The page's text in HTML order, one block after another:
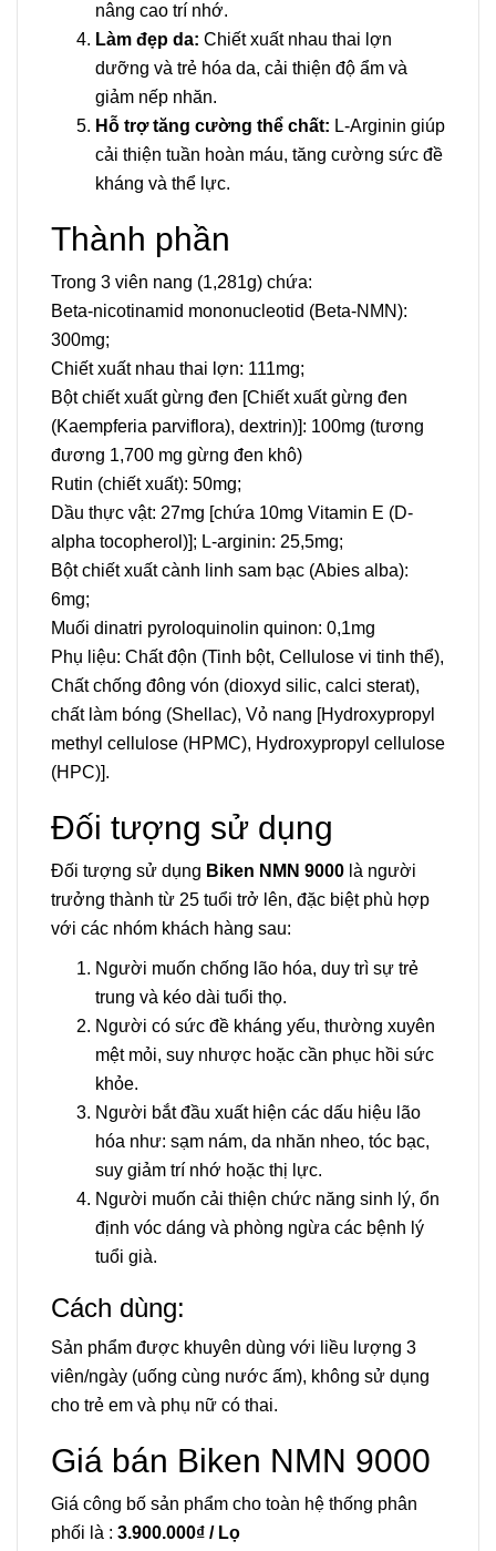
nâng cao trí nhớ.
Làm đẹp da: Chiết xuất nhau thai lợn
dưỡng và trẻ hóa da, cải thiện độ ẩm và
giảm nếp nhăn.
Hỗ trợ tăng cường thể chất: L-Arginin giúp
cải thiện tuần hoàn máu, tăng cường sức đề
kháng và thể lực.
Thành phần
Trong 3 viên nang (1,281g) chứa:
Beta-nicotinamid mononucleotid (Beta-NMN):
300mg;
Chiết xuất nhau thai lợn: 111mg;
Bột chiết xuất gừng đen [Chiết xuất gừng đen
(Kaempferia parviflora), dextrin)]: 100mg (tương
đương 1,700 mg gừng đen khô)
Rutin (chiết xuất): 50mg;
Dầu thực vật: 27mg [chứa 10mg Vitamin E (D-
alpha tocopherol)]; L-arginin: 25,5mg;
Bột chiết xuất cành linh sam bạc (Abies alba):
6mg;
Muối dinatri pyroloquinolin quinon: 0,1mg
Phụ liệu: Chất độn (Tinh bột, Cellulose vi tinh thể),
Chất chống đông vón (dioxyd silic, calci sterat),
chất làm bóng (Shellac), Vỏ nang [Hydroxypropyl
methyl cellulose (HPMC), Hydroxypropyl cellulose
(HPC)].
Đối tượng sử dụng
Đối tượng sử dụng Biken NMN 9000 là người
trưởng thành từ 25 tuổi trở lên, đặc biệt phù hợp
với các nhóm khách hàng sau:
Người muốn chống lão hóa, duy trì sự trẻ
trung và kéo dài tuổi thọ.
Người có sức đề kháng yếu, thường xuyên
mệt mỏi, suy nhược hoặc cần phục hồi sức
khỏe.
Người bắt đầu xuất hiện các dấu hiệu lão
hóa như: sạm nám, da nhăn nheo, tóc bạc,
suy giảm trí nhớ hoặc thị lực.
Người muốn cải thiện chức năng sinh lý, ổn
định vóc dáng và phòng ngừa các bệnh lý
tuổi già.
Cách dùng:
Sản phẩm được khuyên dùng với liều lượng 3
viên/ngày (uống cùng nước ấm), không sử dụng
cho trẻ em và phụ nữ có thai.
Giá bán Biken NMN 9000
Giá công bố sản phẩm cho toàn hệ thống phân
phối là : 3.900.000₫ / Lọ